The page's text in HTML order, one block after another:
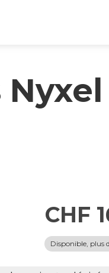
Nyxel
CHF
Disponible, plus